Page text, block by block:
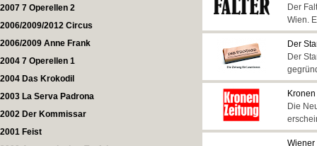
2007 7 Operellen 2
2006/2009/2012 Circus
2006/2009 Anne Frank
2004 7 Operellen 1
2004 Das Krokodil
2003 La Serva Padrona
2002 Der Kommissar
2001 Feist
Der
Wien.
Der
Der
Die
Wiener